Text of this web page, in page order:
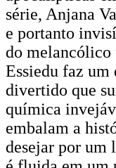
série, Anjana
e portanto
do melancólico
Essiedu faz um
divertido que
química
embalam a
desejar por um